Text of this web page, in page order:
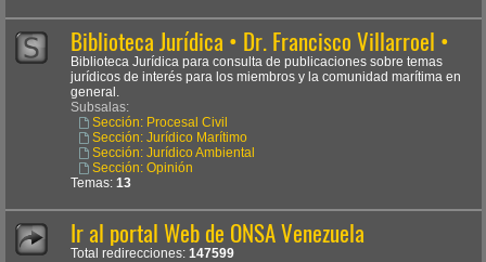
Biblioteca Jurídica • Dr. Francisco Villarroel •
Biblioteca Jurídica para consulta de publicaciones sobre temas
jurídicos de interés para los miembros y la comunidad marítima en
general.
Subsalas:
Sección: Procesal Civil
Sección: Jurídico Marítimo
Sección: Jurídico Ambiental
Sección: Opinión
Temas: 13
Ir al portal Web de ONSA Venezuela
Total redirecciones: 147599